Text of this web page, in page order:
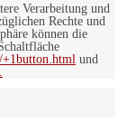
Verarbeitung und
Rechte und
können die
und